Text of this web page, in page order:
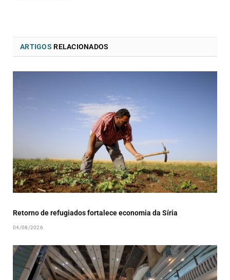
ARTIGOS RELACIONADOS
Retorno de refugiados fortalece economia da Síria
04/08/2026